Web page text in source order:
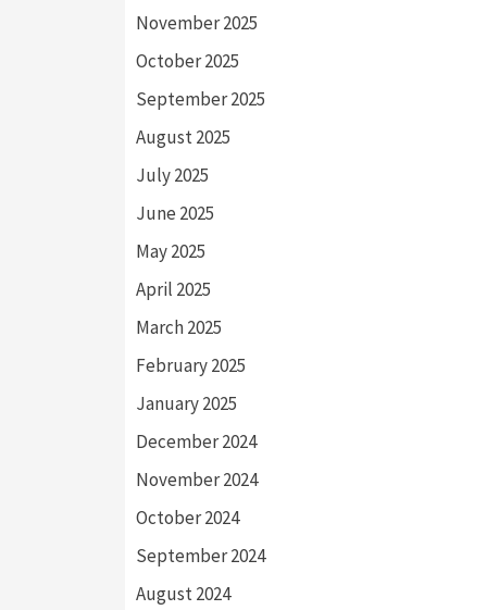
November 2025
October 2025
September 2025
August 2025
July 2025
June 2025
May 2025
April 2025
March 2025
February 2025
January 2025
December 2024
November 2024
October 2024
September 2024
August 2024